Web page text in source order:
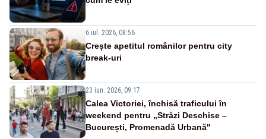
6 iul. 2026, 08:56
Crește apetitul românilor pentru city
break-uri
23 iun. 2026, 09:17
Calea Victoriei, închisă traficului în
weekend pentru „Străzi Deschise –
București, Promenadă Urbană"